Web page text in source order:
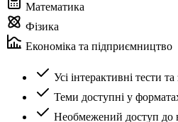
Математика
Фізика
Економіка та підприємництво
Усі інтерактивні тести
Теми доступні у
Необмежений доступ до